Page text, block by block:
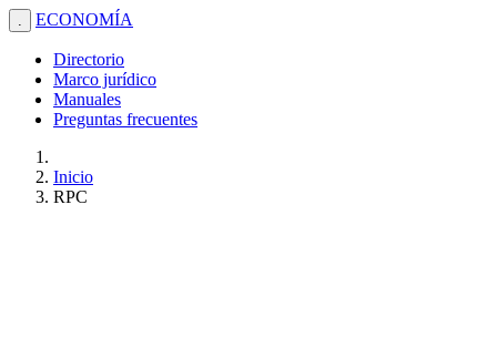
. ECONOMÍA
Directorio
Marco jurídico
Manuales
Preguntas frecuentes
Inicio
RPC